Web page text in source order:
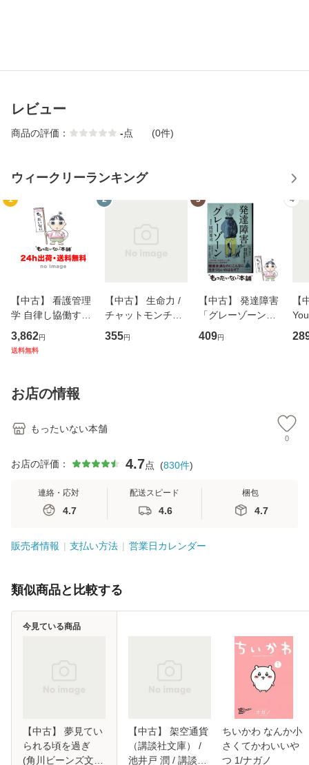
レビュー
商品の評価： -点 (0件)
ウィークリーランキング
1
【中古】 看護管理
学 自律し協働する
専門職の看護マネ
ジメントスキル 改
恵 藤本幸三 / 南江
堂 [単行
3,862円
送料無料
2
【中古】 生命力 /
チャットモンチー /
キューンレコード
[CD]【メール便送
355円
3
【中古】 発達障害
「グレーゾーン」
その正しい理解と
克服法 (SB新書 57
409円
4
【
のが
お店の情報
もったいない本舗
0
お店の評価： 4.7点 (830件)
連絡・応対
4.7
配送スピード
4.6
梱包
4.7
販売者情報 支払い方法 営業日カレンダー
類似商品と比較する
【中古】 夢見てい
られる頃を過ぎ
(角川ビーンズ文庫
今見ている商品
【中古】 架空通貨
（講談社文庫） /
池井戸 潤 / 講談社
ちいかわ なんか小
さくてかわいいや
つ 1/ナガノ